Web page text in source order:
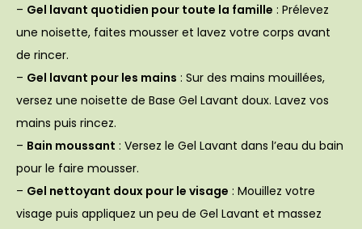
– Gel lavant quotidien pour toute la famille : Prélevez
une noisette, faites mousser et lavez votre corps avant
de rincer.
– Gel lavant pour les mains : Sur des mains mouillées,
versez une noisette de Base Gel Lavant doux. Lavez vos
mains puis rincez.
– Bain moussant : Versez le Gel Lavant dans l’eau du bain
pour le faire mousser.
– Gel nettoyant doux pour le visage : Mouillez votre
visage puis appliquez un peu de Gel Lavant et massez